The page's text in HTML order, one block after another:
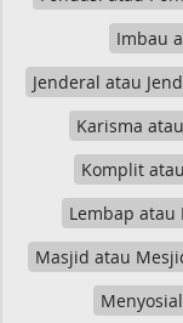
Imbau
Jenderal atau
Karisma
Komplit
Lembap atau
Masjid atau